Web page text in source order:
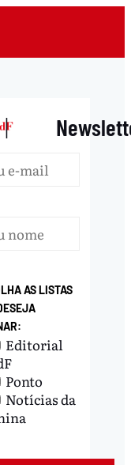
|
AS LISTAS
Editorial
Ponto
Notícias da